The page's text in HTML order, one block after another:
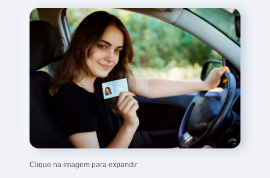
Clique na imagem para expandir